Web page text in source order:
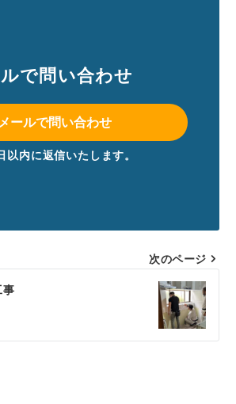
で問い合わせ
ールで問い合わせ
以内に返信いたします。
次のページ
事